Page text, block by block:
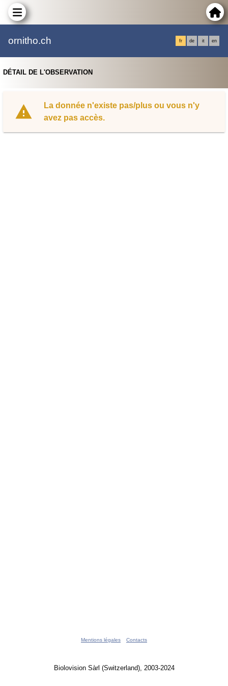
ornitho.ch fr de it en
DÉTAIL DE L'OBSERVATION
La donnée n'existe pas/plus ou vous n'y
avez pas accès.
Mentions légales Contacts
Biolovision Sàrl (Switzerland), 2003-2024